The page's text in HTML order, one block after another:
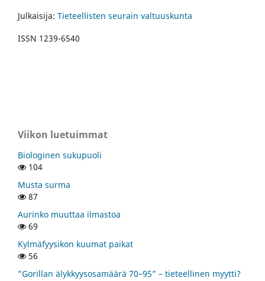
Julkaisija: Tieteellisten seurain valtuuskunta
ISSN 1239-6540
Viikon luetuimmat
Biologinen sukupuoli
104
Musta surma
87
Aurinko muuttaa ilmastoa
69
Kylmäfyysikon kuumat paikat
56
”Gorillan älykkyysosamäärä 70–95” – tieteellinen myytti?